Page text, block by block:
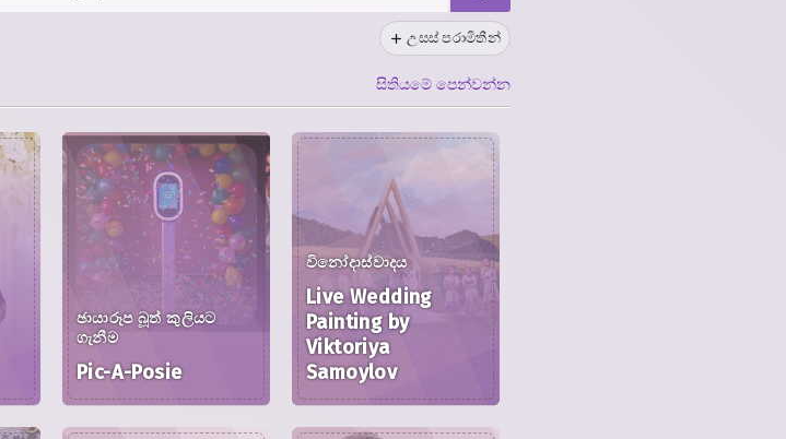
උසස් පරාමිතීන්
සිතියමේ පෙන්වන්න
ඡායාරූප බූත් කුලියට
ගැනීම
Pic-A-Posie
විනෝදාස්වාදය
Live Wedding
Painting by
Viktoriya
Samoylov